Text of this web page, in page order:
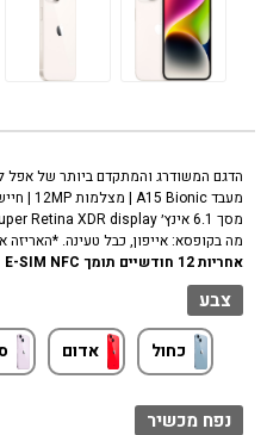
הדגם המשודרג והמתקדם ביותר של אפל
מעבד A15 Bionic | מצלמות 12MP | חיישן Touch ID
מסך 6.1 אינץ׳ Super Retina XDR display | עד 26 שעות פעילות
מה בקופסא: אייפון, כבל טעינה. *האריזה
אחריות 12 חודשיים תומך E-SIM NFC
צבע
כחול אדום
נפח מכשיר